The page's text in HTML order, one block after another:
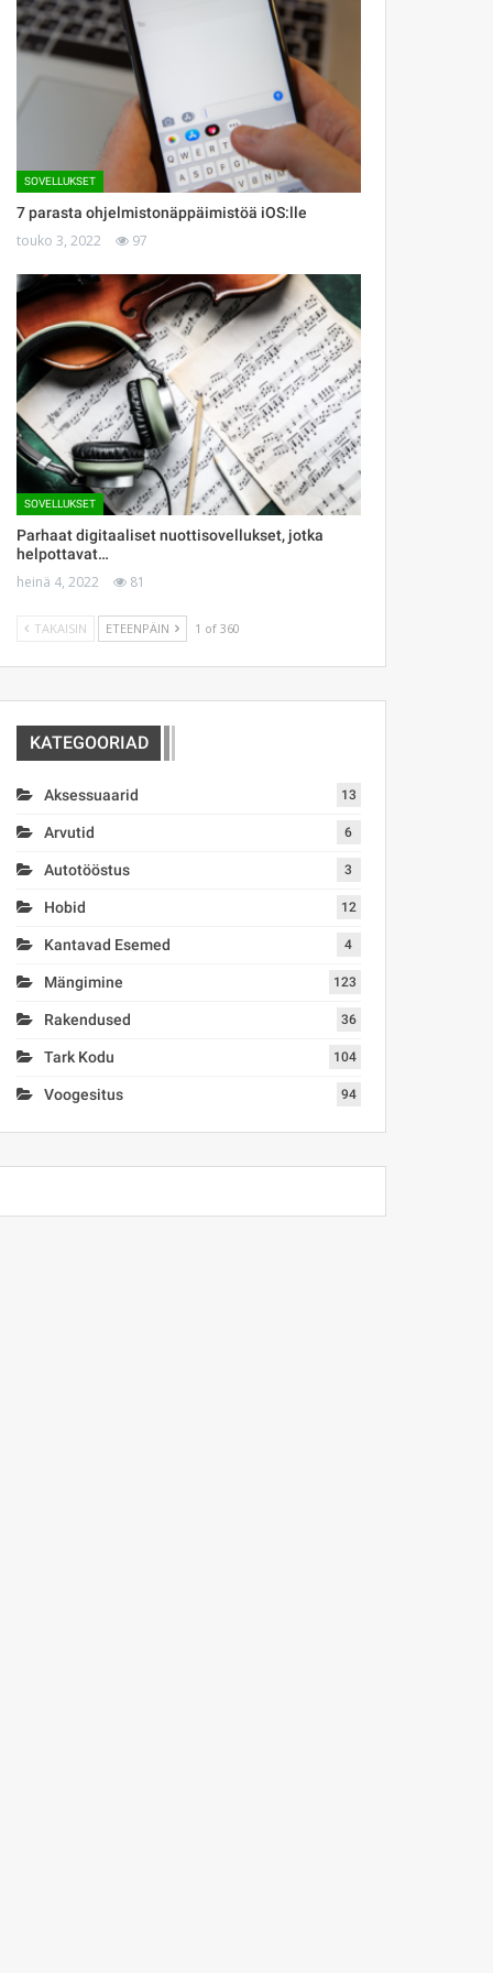
SOVELLUKSET
7 parasta ohjelmistonäppäimistöä iOS:lle
touko 3, 2022 97
SOVELLUKSET
Parhaat digitaaliset nuottisovellukset, jotka
helpottavat…
heinä 4, 2022 81
TAKAISIN ETEENPÄIN 1 of 360
KATEGOORIAD
Aksessuaarid 13
Arvutid 6
Autotööstus 3
Hobid 12
Kantavad Esemed 4
Mängimine 123
Rakendused 36
Tark Kodu 104
Voogesitus 94